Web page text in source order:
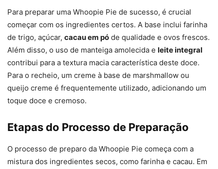
Para preparar uma Whoopie Pie de sucesso, é crucial
começar com os ingredientes certos. A base inclui farinha
de trigo, açúcar, cacau em pó de qualidade e ovos frescos.
Além disso, o uso de manteiga amolecida e leite integral
contribui para a textura macia característica deste doce.
Para o recheio, um creme à base de marshmallow ou
queijo creme é frequentemente utilizado, adicionando um
toque doce e cremoso.
Etapas do Processo de Preparação
O processo de preparo da Whoopie Pie começa com a
mistura dos ingredientes secos, como farinha e cacau. Em